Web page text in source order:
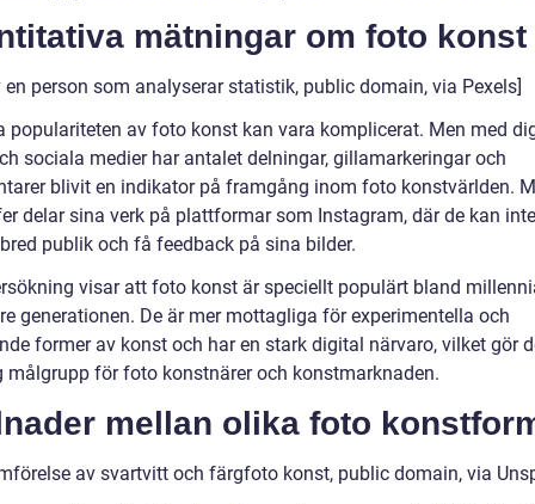
mätningar om foto konst
en person som analyserar statistik, public domain, via Pexels]
populariteten av foto konst kan vara komplicerat. Men med
sociala medier har antalet delningar, gillamarkeringar och
blivit en indikator på framgång inom foto konstvärlden.
delar sina verk på plattformar som Instagram, där de kan
publik och få feedback på sina bilder.
visar att foto konst är speciellt populärt bland
generationen. De är mer mottagliga för experimentella och
former av konst och har en stark digital närvaro, vilket gör
målgrupp för foto konstnärer och konstmarknaden.
mellan olika foto
av svartvitt och färgfoto konst, public domain, via